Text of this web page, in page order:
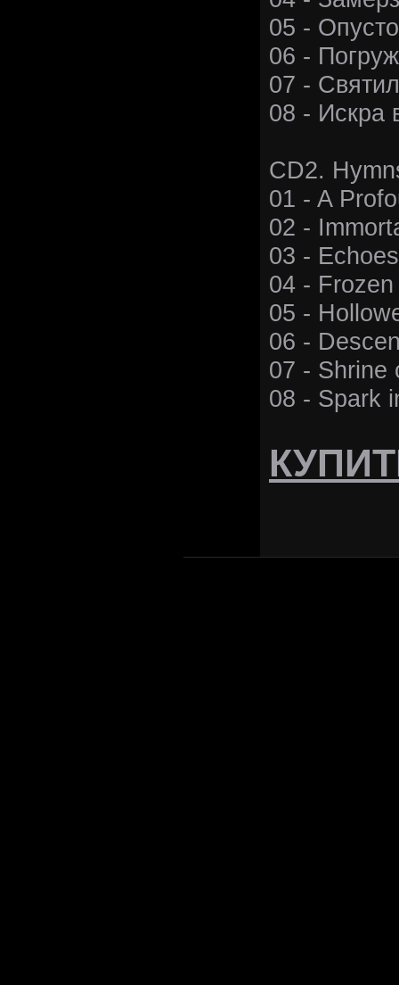
05 -
06 -
07 -
08 - Искра
CD2.
01 - A
02 -
03 -
04 - Frozen
05 -
06 -
07 - Shrine
08 - Spark